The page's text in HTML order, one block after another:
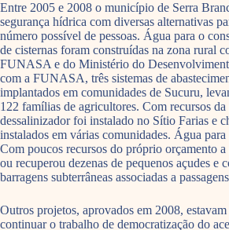
Entre 2005 e 2008 o município de Serra
segurança hídrica com diversas alternativas
número possível de pessoas. Água para o
de cisternas foram construídas na zona rural
FUNASA e do Ministério do
com a FUNASA, três sistemas de
implantados em comunidades de Sucuru,
122 famílias de agricultores. Com recursos
dessalinizador foi instalado no Sítio Farias e
instalados em várias comunidades. Água
Com poucos recursos do próprio orçamento
ou recuperou dezenas de pequenos açudes e
barragens subterrâneas associadas a
Outros projetos, aprovados em 2008,
continuar o trabalho de democratização do